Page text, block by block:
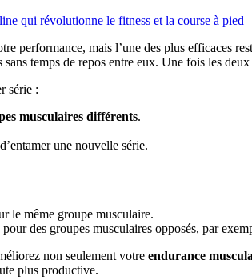
qui révolutionne le fitness et la course à pied
performance, mais l’une des plus efficaces
temps de repos entre eux. Une fois les
série :
musculaires différents.
une nouvelle série.
le même groupe musculaire.
des groupes musculaires opposés, par
non seulement votre endurance
plus productive.